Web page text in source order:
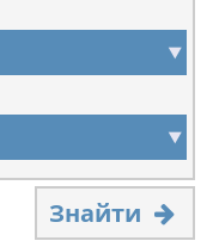
Знайти